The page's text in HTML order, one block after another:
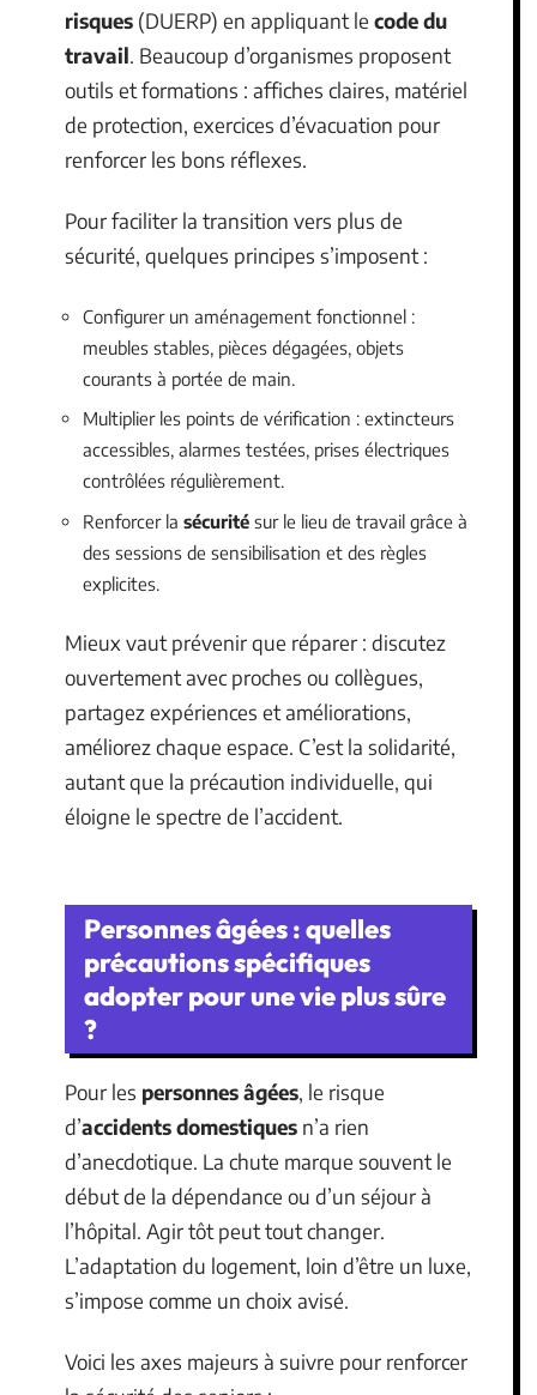
risques (DUERP) en appliquant le code du
travail. Beaucoup d’organismes proposent
outils et formations : affiches claires, matériel
de protection, exercices d’évacuation pour
renforcer les bons réflexes.
Pour faciliter la transition vers plus de
sécurité, quelques principes s’imposent :
Configurer un aménagement fonctionnel :
meubles stables, pièces dégagées, objets
courants à portée de main.
Multiplier les points de vérification : extincteurs
accessibles, alarmes testées, prises électriques
contrôlées régulièrement.
Renforcer la sécurité sur le lieu de travail grâce à
des sessions de sensibilisation et des règles
explicites.
Mieux vaut prévenir que réparer : discutez
ouvertement avec proches ou collègues,
partagez expériences et améliorations,
améliorez chaque espace. C’est la solidarité,
autant que la précaution individuelle, qui
éloigne le spectre de l’accident.
Personnes âgées : quelles
précautions spécifiques
adopter pour une vie plus sûre
?
Pour les personnes âgées, le risque
d’accidents domestiques n’a rien
d’anecdotique. La chute marque souvent le
début de la dépendance ou d’un séjour à
l’hôpital. Agir tôt peut tout changer.
L’adaptation du logement, loin d’être un luxe,
s’impose comme un choix avisé.
Voici les axes majeurs à suivre pour renforcer